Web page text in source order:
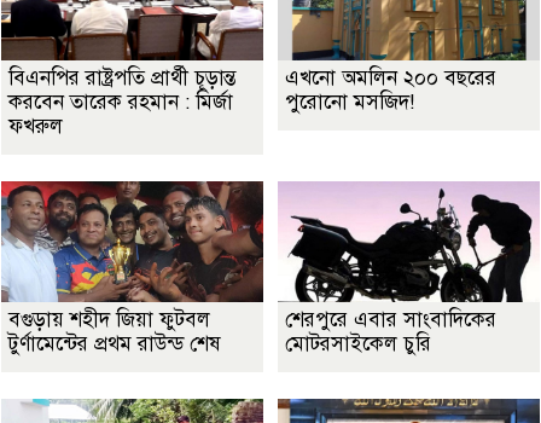
বিএনপির রাষ্ট্রপতি প্রার্থী চূড়ান্ত
করবেন তারেক রহমান : মির্জা
ফখরুল
এখনো অমলিন ২০০ বছরের
পুরোনো মসজিদ!
বগুড়ায় শহীদ জিয়া ফুটবল
টুর্ণামেন্টের প্রথম রাউন্ড শেষ
শেরপুরে এবার সাংবাদিকের
মোটরসাইকেল চুরি